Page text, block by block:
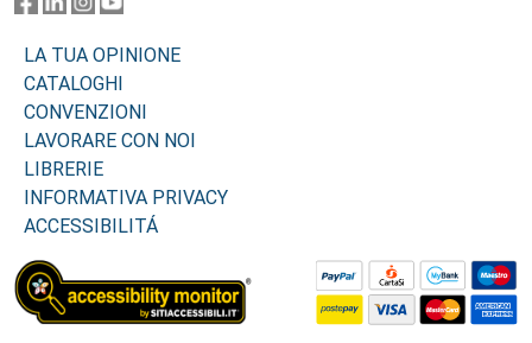
LA TUA OPINIONE
CATALOGHI
CONVENZIONI
LAVORARE CON NOI
LIBRERIE
INFORMATIVA PRIVACY
ACCESSIBILITÁ